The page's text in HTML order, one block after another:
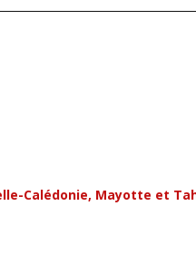
Calédonie, Mayotte et